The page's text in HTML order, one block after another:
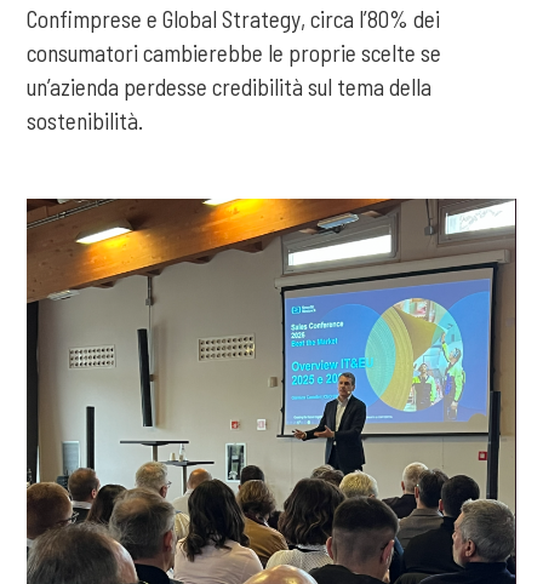
Confimprese e Global Strategy, circa l’80% dei
consumatori cambierebbe le proprie scelte se
un’azienda perdesse credibilità sul tema della
sostenibilità.